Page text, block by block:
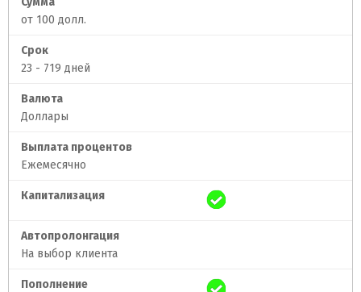
от 100 долл.
Срок
23 - 719 дней
Валюта
Доллары
Выплата процентов
Ежемесячно
Капитализация
Автопролонгация
На выбор клиента
Пополнение